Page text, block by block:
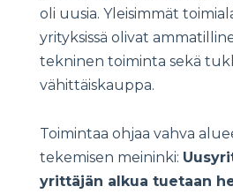
oli uusia. Yleisimmät
yrityksissä olivat
tekninen toiminta sekä
vähittäiskauppa.
Toimintaa ohjaa vahva
tekemisen meininki:
yrittäjän alkua tuetaan